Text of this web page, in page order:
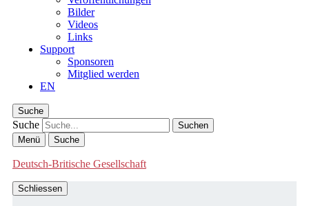
Bilder
Videos
Links
Support
Sponsoren
Mitglied werden
EN
Suche
Suche
Menü Suche
Deutsch-Britische Gesellschaft
Schliessen